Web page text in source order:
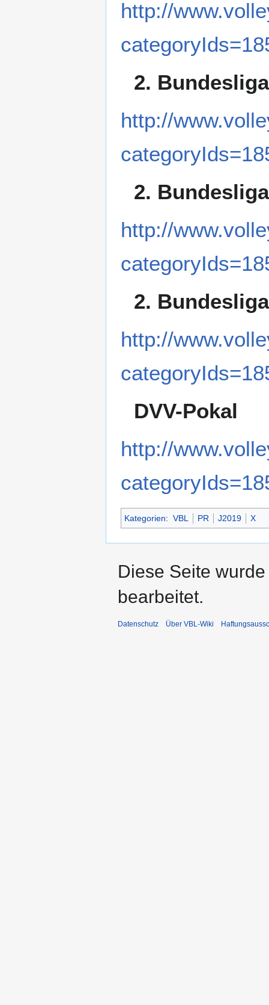
http://
2.
http://
2.
http://
2.
http://
DVV-Pokal
http://
Kategorien: VBL PR J2019 X
Diese Seite
bearbeitet.
Datenschutz Über VBL-Wiki